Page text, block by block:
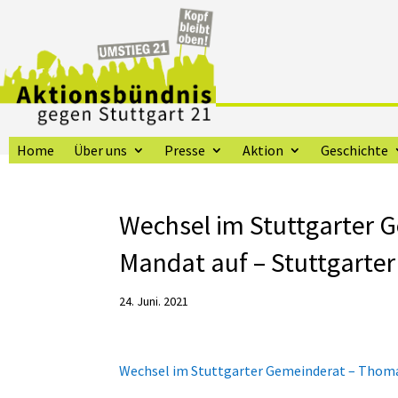
Home Über uns Presse Aktion Geschichte
Wechsel im Stuttgarter
Mandat auf –
24. Juni. 2021
Wechsel im Stuttgarter Gemeinderat –